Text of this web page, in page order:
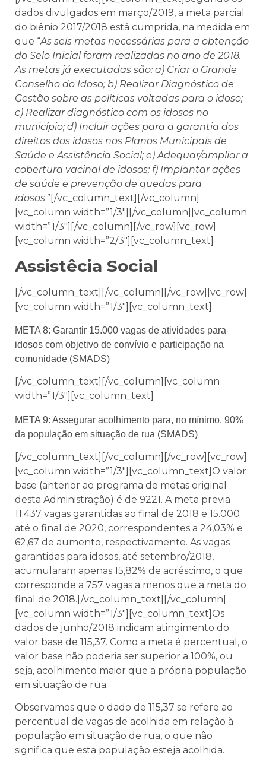
dados divulgados em março/2019, a meta parcial
do biênio 2017/2018 está cumprida, na medida em
que “As seis metas necessárias para a obtenção
do Selo Inicial foram realizadas no ano de 2018.
As metas já executadas são: a) Criar o Grande
Conselho do Idoso; b) Realizar Diagnóstico de
Gestão sobre as políticas voltadas para o idoso;
c) Realizar diagnóstico com os idosos no
município; d) Incluir ações para a garantia dos
direitos dos idosos nos Planos Municipais de
Saúde e Assistência Social; e) Adequar/ampliar a
cobertura vacinal de idosos; f) Implantar ações
de saúde e prevenção de quedas para
idosos.”[/vc_column_text][/vc_column]
[vc_column width=”1/3″][/vc_column][vc_column
width=”1/3″][/vc_column][/vc_row][vc_row]
[vc_column width=”2/3″][vc_column_text]
Assistêcia Social
[/vc_column_text][/vc_column][/vc_row][vc_row]
[vc_column width=”1/3″][vc_column_text]
META 8: Garantir 15.000 vagas de atividades para
idosos com objetivo de convívio e participação na
comunidade (SMADS)
[/vc_column_text][/vc_column][vc_column
width=”1/3″][vc_column_text]
META 9: Assegurar acolhimento para, no mínimo, 90%
da população em situação de rua (SMADS)
[/vc_column_text][/vc_column][/vc_row][vc_row]
[vc_column width=”1/3″][vc_column_text]O valor
base (anterior ao programa de metas original
desta Administração) é de 9221. A meta previa
11.437 vagas garantidas ao final de 2018 e 15.000
até o final de 2020, correspondentes a 24,03% e
62,67 de aumento, respectivamente. As vagas
garantidas para idosos, até setembro/2018,
acumularam apenas 15,82% de acréscimo, o que
corresponde a 757 vagas a menos que a meta do
final de 2018.[/vc_column_text][/vc_column]
[vc_column width=”1/3″][vc_column_text]Os
dados de junho/2018 indicam atingimento do
valor base de 115,37. Como a meta é percentual, o
valor base não poderia ser superior a 100%, ou
seja, acolhimento maior que a própria população
em situação de rua.
Observamos que o dado de 115,37 se refere ao
percentual de vagas de acolhida em relação à
população em situação de rua, o que não
significa que esta população esteja acolhida.